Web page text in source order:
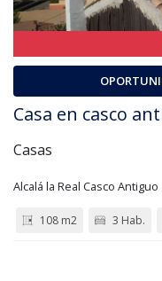
Casa en casco
Casas
Alcalá la Real Casco Antiguo
108 m2 3 Hab.